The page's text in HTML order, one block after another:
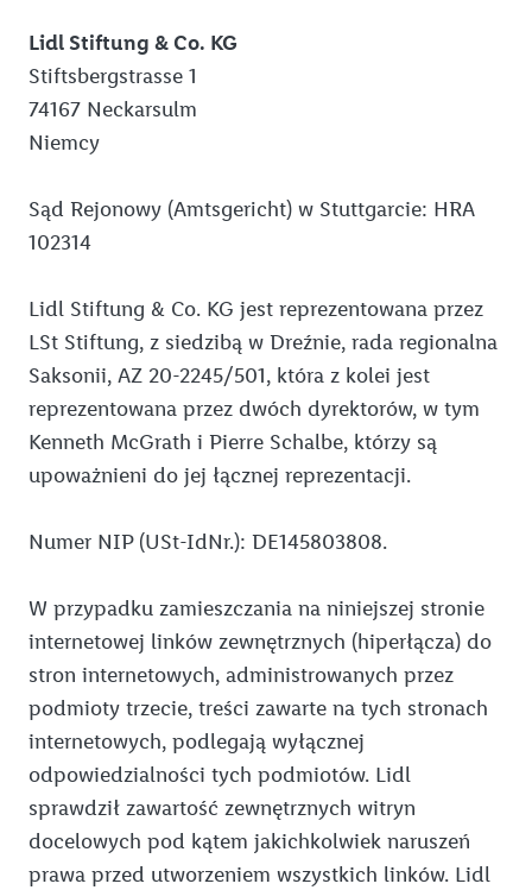
Regulamin „Lidl Plus”
Polityka prywatności Lidl Plus
Regulamin e-mobilność Lidl Plus
Regulamin Programu Kupon Plus
Adresy firm
Pomoc
Kuchnia Lidla
Winnica Lidla
Nasze marki
Alesto
Argus
Bellarom
Baresa
Lody Bon Gelati
Cien
Crownfield
Porady i inspiracje
Dom i wyposażenie wnętrz
Nowa etykieta energetyczna: co zawiera i jakich urządzeń
dotyczy
10 wskazówek, jak oszczędzać energię elektryczną w
gospodarstwie domowym
Wiosenne porządki w domu
Sprzątanie domu – zrób to dobrze!
Warsztat i auto
Domowy warsztat: jakie narzędzia wybrać?
Malowanie ścian dla laików - zrób to sam!
Czym malować ściany w domu?
Jaki odkurzacz przemysłowy wybrać?
Poradniki: Kuchnia i gospodarstwo domowe
Co to jest MC Smart?
Czym się różni czarny MC Smart od białego?
Czy warto kupić MC Smart?
Sport i wypoczynek
Domowa siłownia – jak urządzić kącik do ćwiczeń?
Strój na siłownię – jak się ubrać na trening?
Dziecko
Noworoczne postanowienia młodej mamy
Moda
Lidl Stiftung & Co. KG
Stiftsbergstrasse 1
74167 Neckarsulm
Niemcy
Sąd Rejonowy (Amtsgericht) w Stuttgarcie: HRA
102314
Lidl Stiftung & Co. KG jest reprezentowana przez
LSt Stiftung, z siedzibą w Dreźnie, rada regionalna
Saksonii, AZ 20-2245/501, która z kolei jest
reprezentowana przez dwóch dyrektorów, w tym
Kenneth McGrath i Pierre Schalbe, którzy są
upoważnieni do jej łącznej reprezentacji.
Numer NIP (USt-IdNr.): DE145803808.
W przypadku zamieszczania na niniejszej stronie
internetowej linków zewnętrznych (hiperłącza) do
stron internetowych, administrowanych przez
podmioty trzecie, treści zawarte na tych stronach
internetowych, podlegają wyłącznej
odpowiedzialności tych podmiotów. Lidl
sprawdził zawartość zewnętrznych witryn
docelowych pod kątem jakichkolwiek naruszeń
prawa przed utworzeniem wszystkich linków. Lidl